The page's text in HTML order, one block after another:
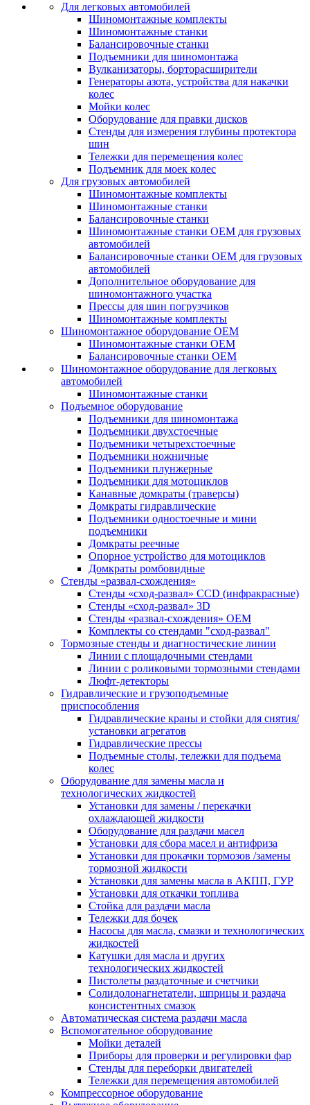
Для легковых автомобилей
Шиномонтажные комплекты
Шиномонтажные станки
Балансировочные станки
Подъемники для шиномонтажа
Вулканизаторы, борторасширители
Генераторы азота, устройства для накачки
колес
Мойки колес
Оборудование для правки дисков
Стенды для измерения глубины протектора
шин
Тележки для перемещения колес
Подъемник для моек колеc
Для грузовых автомобилей
Шиномонтажные комплекты
Шиномонтажные станки
Балансировочные станки
Шиномонтажные станки ОЕМ для грузовых
автомобилей
Балансировочные станки ОЕМ для грузовых
автомобилей
Дополнительное оборудование для
шиномонтажного участка
Прессы для шин погрузчиков
Шиномонтажные комплекты
Шиномонтажное оборудование ОЕМ
Шиномонтажные станки ОЕМ
Балансировочные станки ОЕМ
Шиномонтажное оборудование для легковых
автомобилей
Шиномонтажные станки
Подъемное оборудование
Подъемники для шиномонтажа
Подъемники двухстоечные
Подъемники четырехстоечные
Подъемники ножничные
Подъемники плунжерные
Подъемники для мотоциклов
Канавные домкраты (траверсы)
Домкраты гидравлические
Подъемники одностоечные и мини
подъемники
Домкраты реечные
Опорное устройство для мотоциклов
Домкраты ромбовидные
Стенды «развал-схождения»
Стенды «сход-развал» CCD (инфракрасные)
Стенды «сход-развал» 3D
Стенды «развал-схождения» ОЕМ
Комплекты со стендами "сход-развал"
Тормозные стенды и диагностические линии
Линии с площадочными стендами
Линии с роликовыми тормозными стендами
Люфт-детекторы
Гидравлические и грузоподъемные
приспособления
Гидравлические краны и стойки для снятия/
установки агрегатов
Гидравлические прессы
Подъемные столы, тележки для подъема
колес
Оборудование для замены масла и
технологических жидкостей
Установки для замены / перекачки
охлаждающей жидкости
Оборудование для раздачи масел
Установки для сбора масел и антифриза
Установки для прокачки тормозов /замены
тормозной жидкости
Установки для замены масла в АКПП, ГУР
Установки для откачки топлива
Стойка для раздачи масла
Тележки для бочек
Насосы для масла, смазки и технологических
жидкостей
Катушки для масла и других
технологических жидкостей
Пистолеты раздаточные и счетчики
Солидолонагнетатели, шприцы и раздача
консистентных смазок
Автоматическая система раздачи масла
Вспомогательное оборудование
Мойки деталей
Приборы для проверки и регулировки фар
Стенды для переборки двигателей
Тележки для перемещения автомобилей
Компрессорное оборудование